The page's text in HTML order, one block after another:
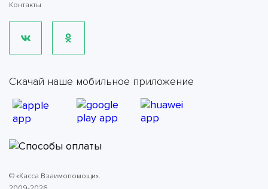
Контакты
Скачай наше мобильное приложение
© «Касса Взаимопомощи».